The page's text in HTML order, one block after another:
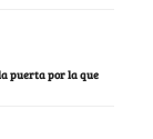
puerta por la que